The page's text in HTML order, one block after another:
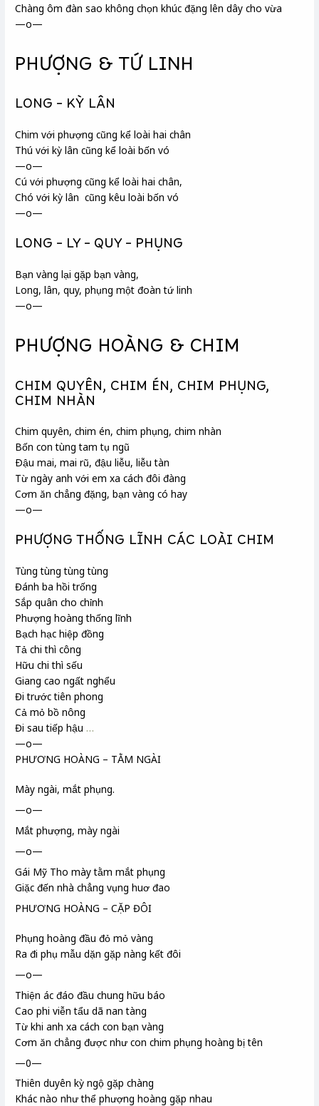
Chàng ôm đàn sao không chọn khúc đặng lên dây cho vừa
—o—
PHƯỢNG & TỨ LINH
LONG – KỲ LÂN
Chim với phượng cũng kể loài hai chân
Thú với kỳ lân cũng kể loài bốn vó
—o—
Cú với phượng cũng kể loài hai chân,
Chó với kỳ lân cũng kêu loài bốn vó
—o—
LONG – LY – QUY – PHỤNG
Bạn vàng lại gặp bạn vàng,
Long, lân, quy, phụng một đoàn tứ linh
—o—
PHƯỢNG HOÀNG & CHIM
CHIM QUYÊN, CHIM ÉN, CHIM PHỤNG,
CHIM NHÀN
Chim quyên, chim én, chim phụng, chim nhàn
Bốn con tùng tam tụ ngũ
Ðậu mai, mai rũ, đậu liễu, liễu tàn
Từ ngày anh với em xa cách đôi đàng
Cơm ăn chẳng đặng, bạn vàng có hay
—o—
PHƯỢNG THỐNG LĨNH CÁC LOÀI CHIM
Tùng tùng tùng tùng
Đánh ba hồi trống
Sắp quân cho chỉnh
Phượng hoàng thống lĩnh
Bạch hạc hiệp đồng
Tả chi thì công
Hữu chi thì sếu
Giang cao ngất nghểu
Đi trước tiên phong
Cả mỏ bồ nông
Đi sau tiếp hậu …
—o—
PHƯƠNG HOÀNG – TẰM NGÀI
Mày ngài, mắt phụng.
—o—
Mắt phượng, mày ngài
—o—
Gái Mỹ Tho mày tằm mắt phụng
Giặc đến nhà chẳng vụng huơ đao
PHƯƠNG HOÀNG – CẶP ĐÔI
Phụng hoàng đầu đỏ mỏ vàng
Ra đi phụ mẫu dặn gặp nàng kết đôi
—o—
Thiện ác đáo đầu chung hữu báo
Cao phi viễn tẩu dã nan tàng
Từ khi anh xa cách con bạn vàng
Cơm ăn chẳng được như con chim phụng hoàng bị tên
—0—
Thiên duyên kỳ ngộ gặp chàng
Khác nào như thể phượng hoàng gặp nhau